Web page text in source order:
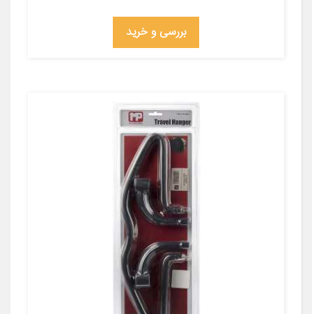
بررسی و خرید